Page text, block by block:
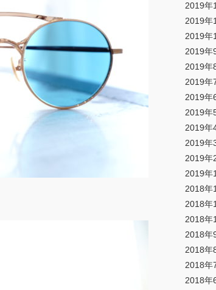
2019年
2019年
2019年
2019年
2019年
2019年
2019年
2019年
2019年
2019年
2019年
2019年
2018年
2018年
2018年
2018年
2018年
2018年
2018年